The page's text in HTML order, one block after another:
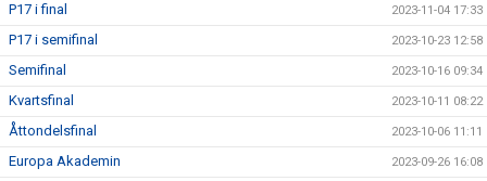
P17 i final 2023-11-04 17:33
P17 i semifinal 2023-10-23 12:58
Semifinal 2023-10-16 09:34
Kvartsfinal 2023-10-11 08:22
Åttondelsfinal 2023-10-06 11:11
Europa Akademin 2023-09-26 16:08